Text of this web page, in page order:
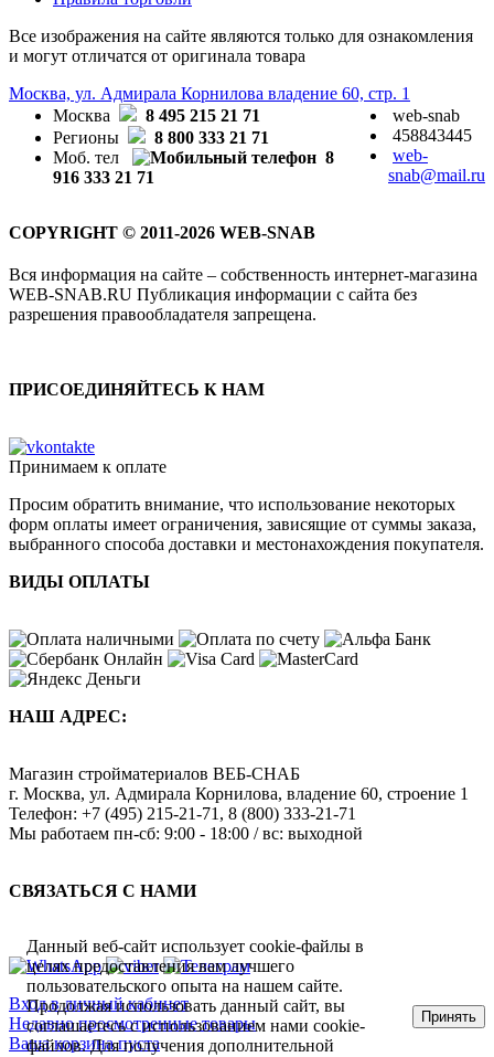
Все изображения на сайте являются только для ознакомления
и могут отличатся от оригинала товара
Москва, ул. Адмирала Корнилова владение 60, стр. 1
Москва
8 495 215 21 71
Регионы
8 800 333 21 71
Моб. тел
8
916 333 21 71
web-snab
458843445
web-
snab@mail.ru
COPYRIGHT © 2011-2026 WEB-SNAB
Вся информация на сайте – собственность интернет-магазина
WEB-SNAB.RU Публикация информации с сайта без
разрешения правообладателя запрещена.
ПРИСОЕДИНЯЙТЕСЬ К НАМ
Принимаем к оплате
Просим обратить внимание, что использование некоторых
форм оплаты имеет ограничения, зависящие от суммы заказа,
выбранного способа доставки и местонахождения покупателя.
ВИДЫ ОПЛАТЫ
НАШ АДРЕС:
Магазин стройматериалов ВЕБ-СНАБ
г. Москва, ул. Адмирала Корнилова, владение 60, строение 1
Телефон: +7 (495) 215-21-71 , 8 (800) 333-21-71
Мы работаем пн-сб: 9:00 - 18:00 / вс: выходной
СВЯЗАТЬСЯ С НАМИ
Вход в личный кабинет
Недавно просмотренные товары
Ваша корзина пуста
Данный веб-сайт использует cookie-файлы в
целях предоставления вам лучшего
пользовательского опыта на нашем сайте.
Продолжая использовать данный сайт, вы
соглашаетесь с использованием нами cookie-
файлов. Для получения дополнительной
Принять